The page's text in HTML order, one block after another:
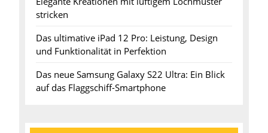
stricken
Das ultimative iPad 12 Pro: Leistung, Design
und Funktionalität in Perfektion
Das neue Samsung Galaxy S22 Ultra: Ein Blick
auf das Flaggschiff-Smartphone